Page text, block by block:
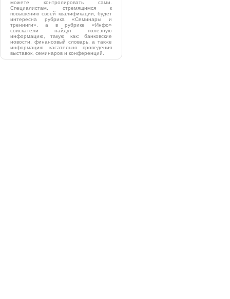
можете контролировать сами.
Специалистам, стремящимся к
повышению своей квалификации, будет
интересна рубрика «Семинары и
тренинги», а в рубрике «Инфо»
соискатели найдут полезную
информацию, такую как: банковские
новости, финансовый словарь, а также
информацию касательно проведения
выставок, семинаров и конференций.